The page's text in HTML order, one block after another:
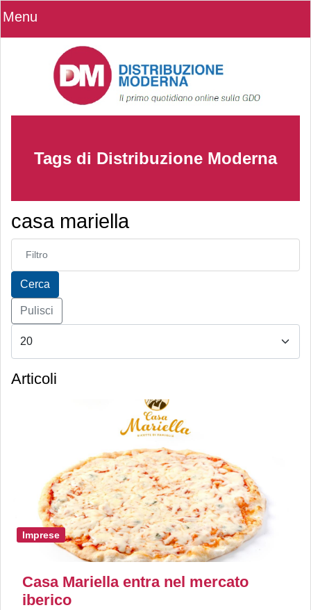
Menu
Tags di Distribuzione Moderna
casa mariella
Inserisci parte del titolo
Cerca
Pulisci
Articoli
Imprese
Casa Mariella entra nel mercato
iberico